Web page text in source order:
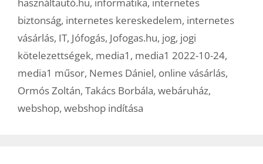
biztonság, internetes kereskedelem, internetes
vásárlás, IT, Jófogás, Jofogas.hu, jog, jogi
kötelezettségek, media1 , media1 2022-10-24,
media1 műsor, Nemes Dániel, online vásárlás,
Ormós Zoltán, Takács Borbála, webáruház,
webshop, webshop indítása